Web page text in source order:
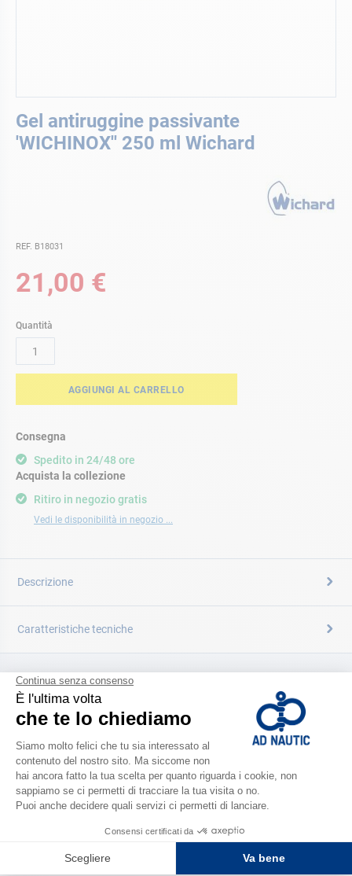
Gel antiruggine passivante
'WICHINOX'' 250 ml Wichard
REF. B18031
21,00 €
Quantità
AGGIUNGI AL CARRELLO
Consegna
Spedito in 24/48 ore
Ritiro in negozio gratis
Vedi le disponibilità in negozio ...
Acquista la collezione
all'inizio
della
galleria
Descrizione
Caratteristiche tecniche
CATALOGARE
Scopri la
nuova guida AD 2026
SFOGLIA IL CATALOGO